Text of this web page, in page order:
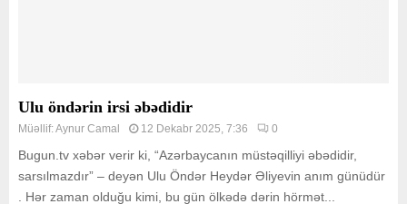
Ulu öndərin irsi əbədidir
Müəllif:Aynur Camal 12 Dekabr 2025, 7:36 0
Bugun.tv xəbər verir ki, “Azərbaycanın müstəqilliyi əbədidir,
sarsılmazdır” – deyən Ulu Öndər Heydər Əliyevin anım günüdür
. Hər zaman olduğu kimi, bu gün ölkədə dərin hörmət...